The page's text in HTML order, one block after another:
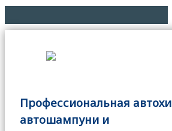
Профессиональная
автошампуни и